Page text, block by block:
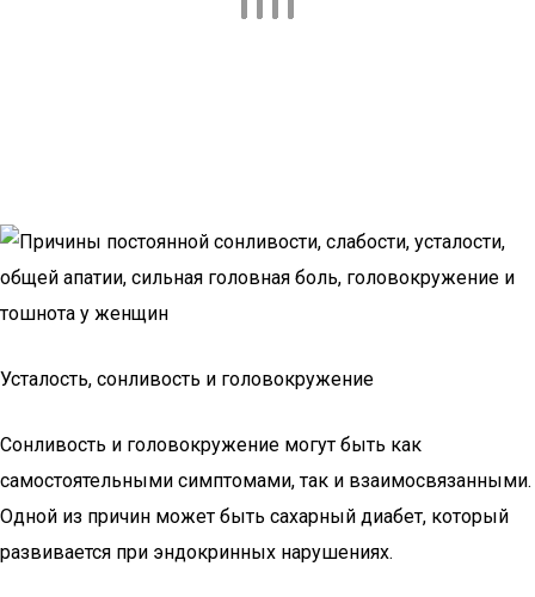
Усталость, сонливость и головокружение
Сонливость и головокружение могут быть как
самостоятельными симптомами, так и взаимосвязанными.
Одной из причин может быть сахарный диабет, который
развивается при эндокринных нарушениях.